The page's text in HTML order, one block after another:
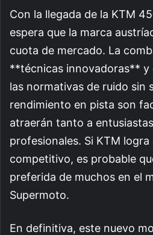
Con la llegada de la KTM
espera que la marca
cuota de mercado. La
**técnicas innovadoras** y
las normativas de ruido sin
rendimiento en pista son
atraerán tanto a
profesionales. Si KTM
competitivo, es probable
preferida de muchos en el
Supermoto.
En definitiva, este nuevo